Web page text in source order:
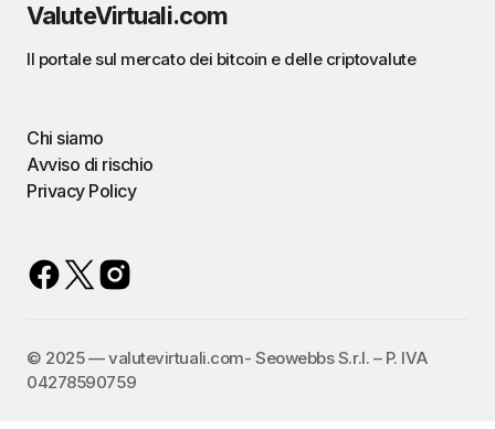
ValuteVirtuali.com
Il portale sul mercato dei bitcoin e delle criptovalute
Chi siamo
Avviso di rischio
Privacy Policy
©️ 2025 — valutevirtuali.com- Seowebbs S.r.l. – P. IVA
04278590759